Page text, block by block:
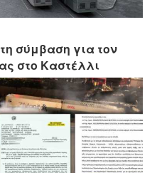
σύμβαση για τον
στο Καστέλλι